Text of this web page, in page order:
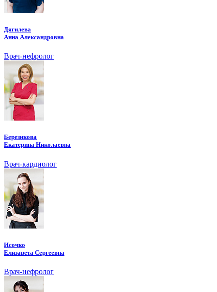
Дягилева
Анна Александровна
Врач-нефролог
Березикова
Екатерина Николаевна
Врач-кардиолог
Исочко
Елизавета Сергеевна
Врач-нефролог